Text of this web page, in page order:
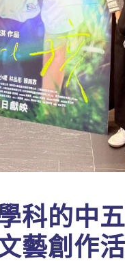
科的中
藝創作